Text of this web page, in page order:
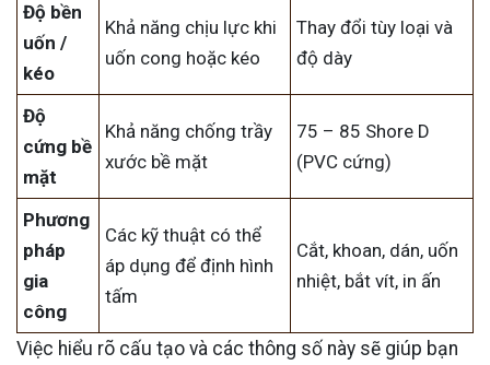
Độ bền
uốn /
kéo
Khả năng chịu lực khi
uốn cong hoặc kéo
Thay đổi tùy loại và
độ dày
Độ
cứng bề
mặt
Khả năng chống trầy
xước bề mặt
75 – 85 Shore D
(PVC cứng)
Phương
pháp
gia
công
Các kỹ thuật có thể
áp dụng để định hình
tấm
Cắt, khoan, dán, uốn
nhiệt, bắt vít, in ấn
Việc hiểu rõ cấu tạo và các thông số này sẽ giúp bạn